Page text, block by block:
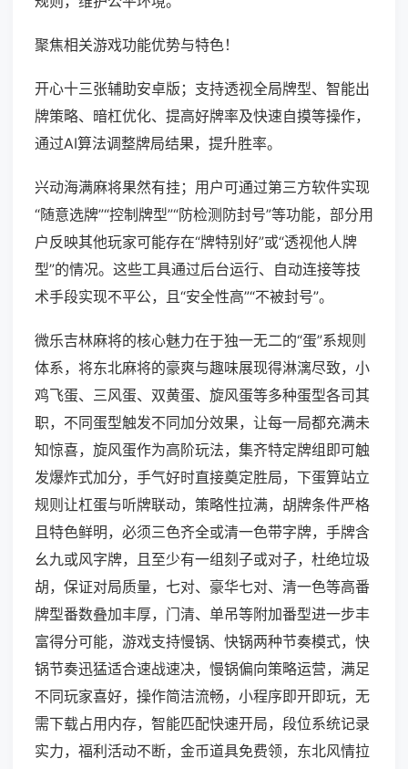
聚焦相关游戏功能优势与特色！
开心十三张辅助安卓版；支持透视全局牌型、智能出
牌策略、暗杠优化、提高好牌率及快速自摸等操作，
通过AI算法调整牌局结果，提升胜率。
兴动海满麻将果然有挂；用户可通过第三方软件实现
“随意选牌”“控制牌型”“防检测防封号”等功能，部分用
户反映其他玩家可能存在“牌特别好”或“透视他人牌
型”的情况。这些工具通过后台运行、自动连接等技
术手段实现不平公，且“安全性高”“不被封号”。
微乐吉林麻将的核心魅力在于独一无二的“蛋”系规则
体系，将东北麻将的豪爽与趣味展现得淋漓尽致，小
鸡飞蛋、三风蛋、双黄蛋、旋风蛋等多种蛋型各司其
职，不同蛋型触发不同加分效果，让每一局都充满未
知惊喜，旋风蛋作为高阶玩法，集齐特定牌组即可触
发爆炸式加分，手气好时直接奠定胜局，下蛋算站立
规则让杠蛋与听牌联动，策略性拉满，胡牌条件严格
且特色鲜明，必须三色齐全或清一色带字牌，手牌含
幺九或风字牌，且至少有一组刻子或对子，杜绝垃圾
胡，保证对局质量，七对、豪华七对、清一色等高番
牌型番数叠加丰厚，门清、单吊等附加番型进一步丰
富得分可能，游戏支持慢锅、快锅两种节奏模式，快
锅节奏迅猛适合速战速决，慢锅偏向策略运营，满足
不同玩家喜好，操作简洁流畅，小程序即开即玩，无
需下载占用内存，智能匹配快速开局，段位系统记录
实力，福利活动不断，金币道具免费领，东北风情拉